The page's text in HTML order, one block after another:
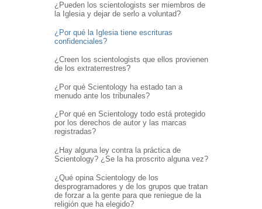
¿Pueden los scientologists ser miembros de
la Iglesia y dejar de serlo a voluntad?
¿Por qué la Iglesia tiene escrituras
confidenciales?
¿Creen los scientologists que ellos provienen
de los extraterrestres?
¿Por qué Scientology ha estado tan a
menudo ante los tribunales?
¿Por qué en Scientology todo está protegido
por los derechos de autor y las marcas
registradas?
¿Hay alguna ley contra la práctica de
Scientology? ¿Se la ha proscrito alguna vez?
¿Qué opina Scientology de los
desprogramadores y de los grupos que tratan
de forzar a la gente para que reniegue de la
religión que ha elegido?